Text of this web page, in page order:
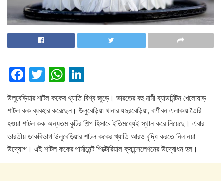
F
a
c
e
b
o
o
T
wi
tt
er
W
h
at
s
A
p
p
n
k
e
dI
n
উলুবেড়িয়ার শাটল ককের খ্যাতি বিশ্ব জুড়ে। ভারতের বহু নামী ব্যাডমিন্টন খেলোয়াড়
শাটল কক ব্যবহার করেছেন। উলুবেড়িয়া থানার যদুরবেড়িয়া, বাণীবন এলাকায় তৈরি
হওয়া শাটল কক অন্যতম কুটির শিল্প হিসাবে ইতিমধ্যেই স্থান করে নিয়েছে। এবার
ভারতীয় ডাকবিভাগ উলুবেড়িয়ার শাটল ককের খ্যাতি আরও বৃদ্ধি করতে নিল নয়া
উদ্যোগ। এই শাটল ককের পার্মানেন্ট পিক্টোরিয়াল ক্যান্সেলেশনের উদ্বোধন হল।